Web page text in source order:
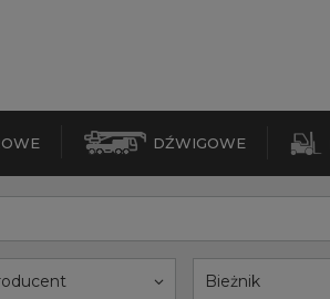
DŹWIGOWE
Bieżnik